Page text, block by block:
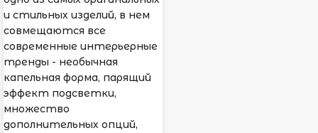
и стильных изделий, в нем
совмещаются все
современные интерьерные
тренды - необычная
капельная форма, парящий
эффект подсветки,
множество
дополнительных опций,